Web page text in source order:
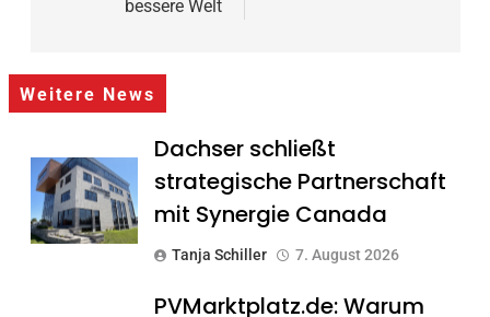
bessere Welt
Weitere News
Dachser schließt
strategische Partnerschaft
mit Synergie Canada
Tanja Schiller 7. August 2026
PVMarktplatz.de: Warum